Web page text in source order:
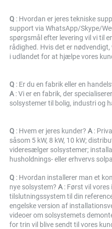
Q : Hvordan er jeres tekniske
support via WhatsApp/Skype/
spørgsmål efter levering vil vi til
rådighed. Hvis det er
i udlandet for at hjælpe vores
Q : Er du en fabrik eller en
A : Vi er en fabrik, der
solsystemer til bolig, industri og
Q : Hvem er jeres kunder? A :
såsom 5 kW, 8 kW, 10 kW;
videresælger solsystemer;
husholdnings- eller erhvervs
Q : Hvordan installerer man et
nye solsystem? A : Først vil vores
tilslutningssystem til din
engelske version af
videoer om solsystemets
for trin vil blive sendt til vores